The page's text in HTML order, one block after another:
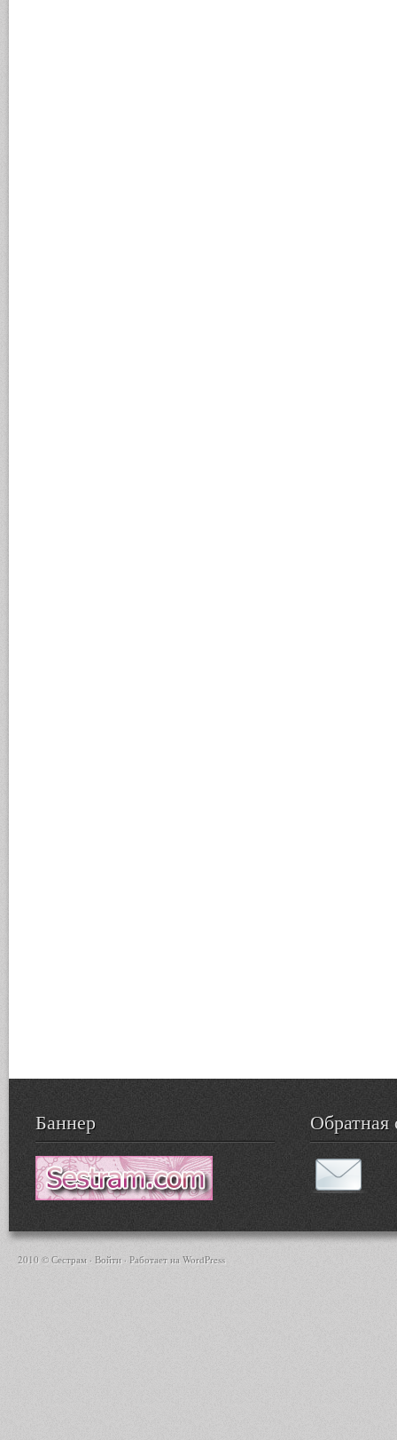
Баннер Обратная
2010 © Сестрам · Войти · Работает на WordPress